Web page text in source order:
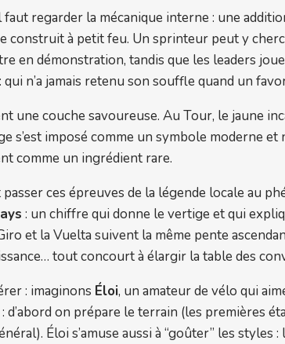
regarder la mécanique interne : une
construit à petit feu. Un sprinteur peut y
en démonstration, tandis que les leaders
n’a jamais retenu son souffle quand un
une couche savoureuse. Au Tour, le jaune
s’est imposé comme un symbole moderne
comme un ingrédient rare.
ces épreuves de la légende locale au
: un chiffre qui donne le vertige et qui
et la Vuelta suivent la même pente
tout concourt à élargir la table des
: imaginons Éloi, un amateur de vélo qui
: d’abord on prépare le terrain (les premières
Éloi s’amuse aussi à “goûter” les